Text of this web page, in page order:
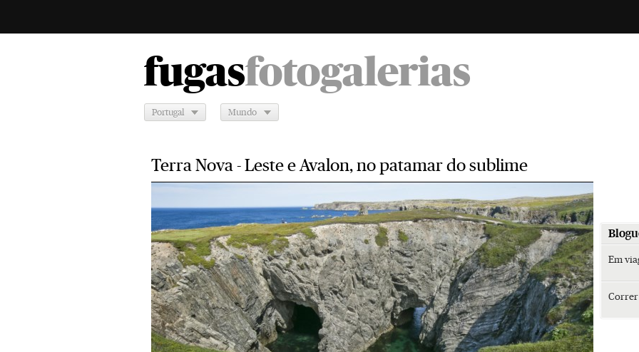
fugasfotogalerias
Portugal Mundo
Terra Nova - Leste e Avalon, no patamar do sublime
Em